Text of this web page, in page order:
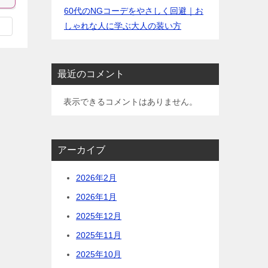
60代のNGコーデをやさしく回避｜お
しゃれな人に学ぶ大人の装い方
最近のコメント
表示できるコメントはありません。
アーカイブ
2026年2月
2026年1月
2025年12月
2025年11月
2025年10月